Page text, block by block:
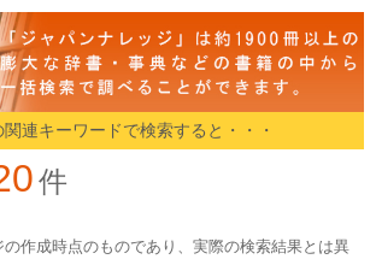
連キーワードで検索すると・・・
件
作成時点のものであり、実際の検索結果とは異